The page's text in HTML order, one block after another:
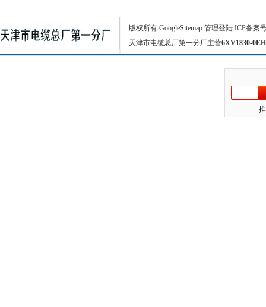
版权所有 GoogleSitemap 管理登陆 ICP备案
天津市电缆总厂第一分厂主营6XV1830-